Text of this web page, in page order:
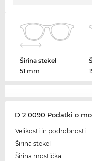
Širina stekel
51 mm
D 2 0090 Podatki o
Velikosti in podrobnosti
Širina stekel
Širina mostička